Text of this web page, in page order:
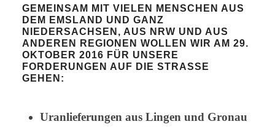
GEMEINSAM MIT VIELEN MENSCHEN AUS
DEM EMSLAND UND GANZ
NIEDERSACHSEN, AUS NRW UND AUS
ANDEREN REGIONEN WOLLEN WIR AM 29.
OKTOBER 2016 FÜR UNSERE
FORDERUNGEN AUF DIE STRASSE G
EHEN:
Uranlieferungen aus Lingen und Gronau